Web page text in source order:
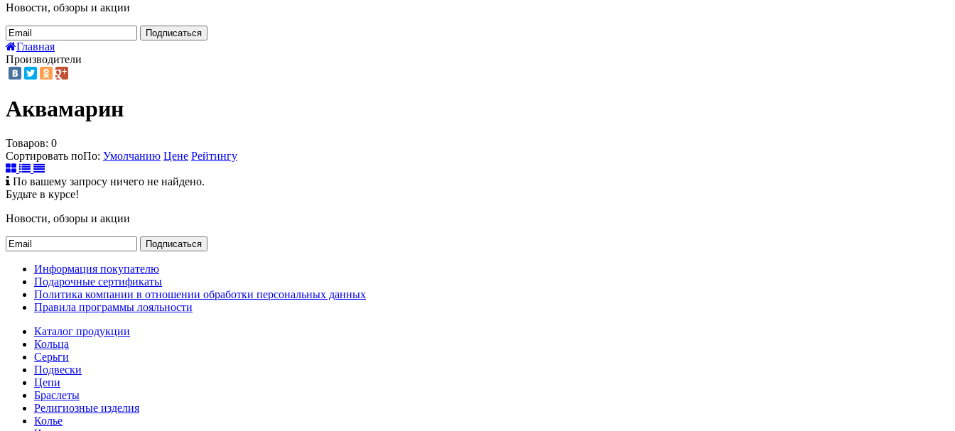
Новости, обзоры и акции
Подписаться
Главная
Производители
Аквамарин
Товаров: 0
Сортировать поПо: Умолчанию Цене Рейтингу
По вашему запросу ничего не найдено.
Будьте в курсе!
Новости, обзоры и акции
Подписаться
Информация покупателю
Подарочные сертификаты
Политика компании в отношении обработки персональных данных
Правила программы лояльности
Каталог продукции
Кольца
Серьги
Подвески
Цепи
Браслеты
Религиозные изделия
Колье